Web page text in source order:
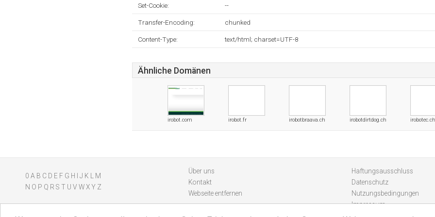
Set-Cookie: --
Transfer-Encoding: chunked
Content-Type: text/html; charset=UTF-8
Ähnliche Domänen
irobot.com irobot.fr irobotbraava.ch irobotdirtdog.ch irobotec.ch
0 A B C D E F G H J K
M
N O P Q R S T U V WXY Z
Über uns
Kontakt
Webseite entfernen
Haftungsausschluss
Datenschutz
Nutzungsbedingungen
Impressum